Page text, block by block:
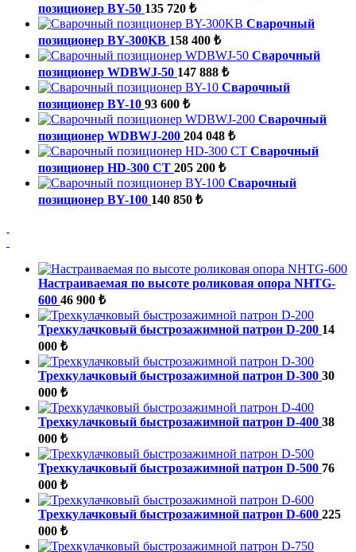
позиционер BY-50 135 720 ₺
Сварочный
позиционер BY-300KB 158 400 ₺
Сварочный
позиционер WDBWJ-50 147 888 ₺
Сварочный
позиционер BY-10 93 600 ₺
Сварочный
позиционер WDBWJ-200 204 048 ₺
Сварочный
позиционер HD-300 CT 205 200 ₺
Сварочный
позиционер BY-100 140 850 ₺
Настраиваемая по высоте роликовая опора NHTG-
600 46 900 ₺
Трехкулачковый быстрозажимной патрон D-200 14
000 ₺
Трехкулачковый быстрозажимной патрон D-300 30
000 ₺
Трехкулачковый быстрозажимной патрон D-400 38
000 ₺
Трехкулачковый быстрозажимной патрон D-500 76
000 ₺
Трехкулачковый быстрозажимной патрон D-600 225
000 ₺